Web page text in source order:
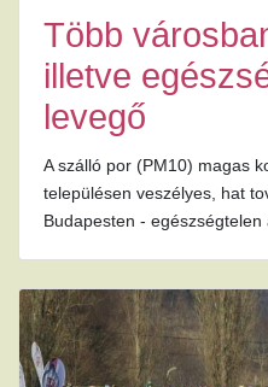
Több
illetve
levegő
A szálló por (PM10) magas
településen veszélyes, hat
Budapesten -